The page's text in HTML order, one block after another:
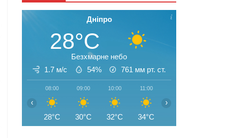
Дніпро
28°C
Безхмарне небо
1.7 м/с
54% 761 мм рт. ст.
08:00
28°C
09:00
30°C
10:00
32°C
11:00
34°C
‹ ›